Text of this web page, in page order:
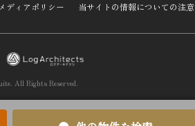
ディアポリシー 当サイトの情報についての注意
All Rights Reserved.